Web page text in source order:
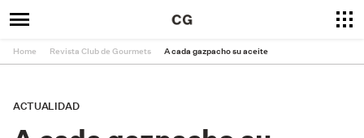
Home Revista Club de Gourmets A cada gazpacho su aceite
ACTUALIDAD